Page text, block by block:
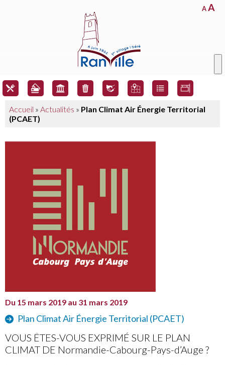
AA
Accueil » Actualités » Plan Climat Air Énergie Territorial
(PCAET)
Du 15 mars 2019 au 31 mars 2019
Plan Climat Air Énergie Territorial (PCAET)
VOUS ÊTES-VOUS EXPRIMÉ SUR LE PLAN
CLIMAT DE Normandie-Cabourg-Pays-d’Auge ?